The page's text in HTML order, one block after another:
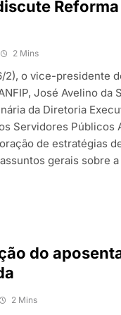
Reforma
2 Mins
2), o vice-presidente
José Avelino da
da Diretoria
Servidores Públicos
de estratégias
gerais sobre a
do
2 Mins